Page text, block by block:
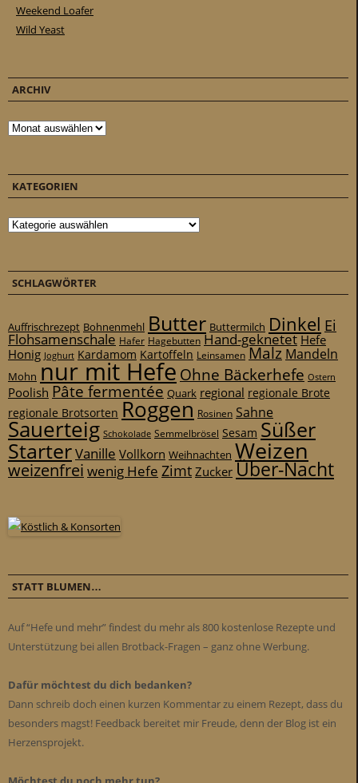
Weekend Loafer
Wild Yeast
ARCHIV
Archiv
KATEGORIEN
Kategorien
SCHLAGWÖRTER
Auffrischrezept Bohnenmehl Butter Buttermilch Dinkel Ei
Flohsamenschale Hafer Hagebutten Hand-geknetet Hefe
Honig Joghurt Kardamom Kartoffeln Leinsamen Malz Mandeln
Mohn nur mit Hefe Ohne Bäckerhefe Ostern
Poolish Pâte fermentée Quark regional regionale Brote
regionale Brotsorten Roggen Rosinen Sahne
Sauerteig Schokolade Semmelbrösel Sesam Süßer
StarterVanille Vollkorn Weihnachten Weizen
weizenfrei wenig Hefe ZimtZuckerÜber-Nacht
STATT BLUMEN…
Auf “Hefe und mehr” findest du mehr als 800 kostenlose Rezepte und
Unterstützung bei allen Brotback-Fragen – ganz ohne Werbung.
Dafür möchtest du dich bedanken?
Dann schreib doch einen kurzen Kommentar zu einem Rezept, dass du
besonders magst! Feedback bereitet mir Freude, denn der Blog ist ein
Herzensprojekt.